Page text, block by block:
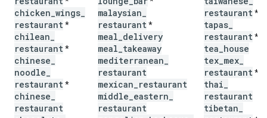
chicken wings
restaurant*
chilean
restaurant*
chinese
noodle
restaurant*
chinese
restaurant
malaysian
restaurant*
meal delivery
meal takeaway
mediterranean
restaurant
mexican restaurant
middle eastern
restaurant
restaurant*
tapas
restaurant*
tea house
tex mex
restaurant*
thai
restaurant
tibetan